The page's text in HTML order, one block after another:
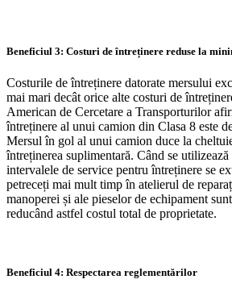
Beneficiul 3: Costuri de întreținere reduse la
Costurile de întreținere datorate mersului
mai mari decât orice alte costuri de
American de Cercetare a Transporturilor
întreținere al unui camion din Clasa 8 este
Mersul în gol al unui camion duce la
întreținerea suplimentară. Când se
intervalele de service pentru întreținere se
petreceți mai mult timp în atelierul de
manoperei și ale pieselor de echipament
reducând astfel costul total de proprietate.
Beneficiul 4: Respectarea reglementărilor